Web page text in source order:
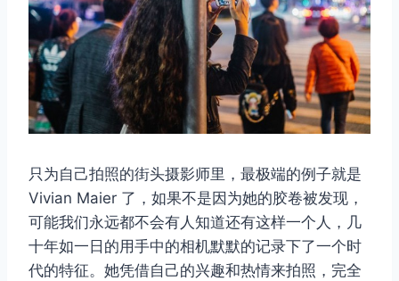
只为自己拍照的街头摄影师里，最极端的例子就是
Vivian Maier 了，如果不是因为她的胶卷被发现，
可能我们永远都不会有人知道还有这样一个人，几
十年如一日的用手中的相机默默的记录下了一个时
代的特征。她凭借自己的兴趣和热情来拍照，完全